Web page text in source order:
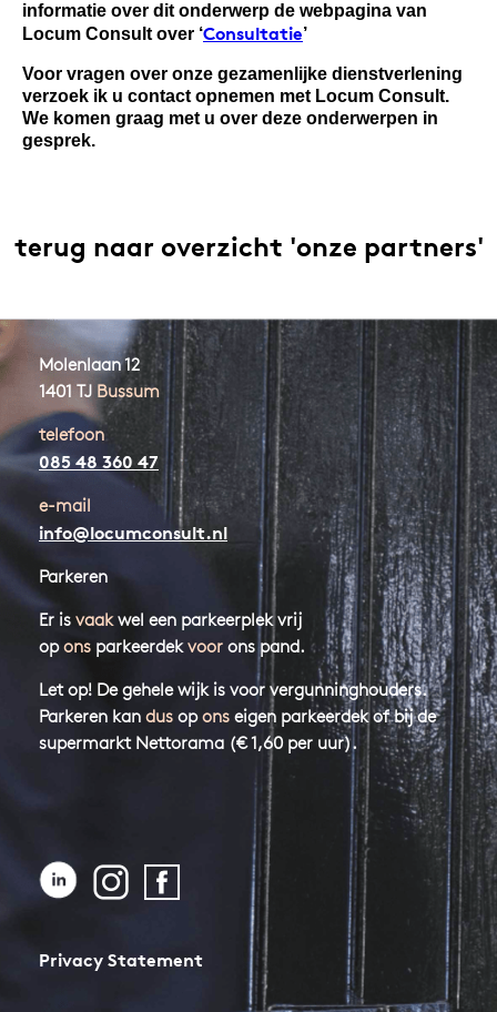
informatie over dit onderwerp de webpagina van
Locum Consult over ‘Consultatie’
Voor vragen over onze gezamenlijke dienstverlening
verzoek ik u contact opnemen met Locum Consult.
We komen graag met u over deze onderwerpen in
gesprek.
terug naar overzicht 'onze partners'
Molenlaan 12
1401 TJ Bussum
telefoon
085 48 360 47
e-mail
info@locumconsult.nl
Parkeren
Er is vaakwel een parkeerplek vrij
opons parkeerdekvoor ons pand.
Let op! De gehele wijk is voor vergunninghouders.
Parkeren kan dus opons eigen parkeerdek of bij de
supermarkt Nettorama (€ 1,60 per uur).
Privacy Statement